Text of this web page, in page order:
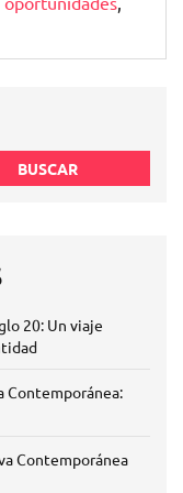
BUSCAR
20: Un viaje
Contemporánea:
Contemporánea